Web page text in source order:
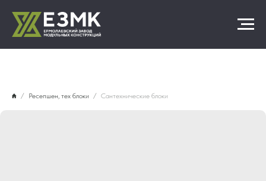
Ресепшен, тех блоки Сантехнические блоки